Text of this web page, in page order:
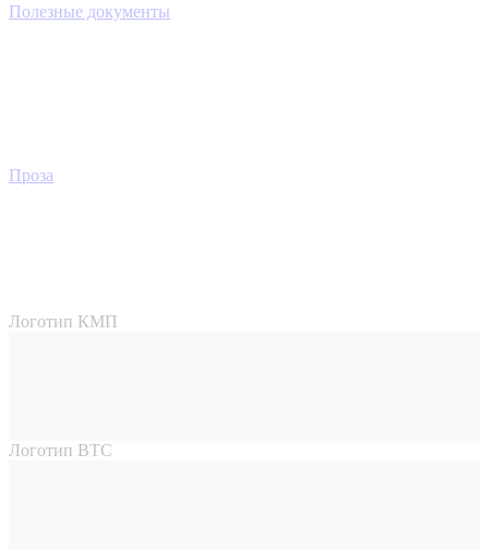
Полезные документы
Проза
Логотип КМП
Логотип ВТС